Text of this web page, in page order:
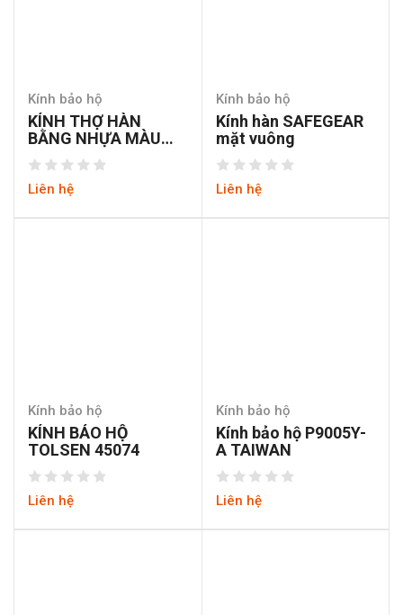
Kính bảo hộ
KÍNH THỢ HÀN
BẰNG NHỰA MÀU
ĐEN
Liên hệ
Kính bảo hộ
Kính hàn SAFEGEAR
mặt vuông
Liên hệ
Kính bảo hộ
KÍNH BẢO HỘ
TOLSEN 45074
Liên hệ
Kính bảo hộ
Kính bảo hộ P9005Y-
A TAIWAN
Liên hệ